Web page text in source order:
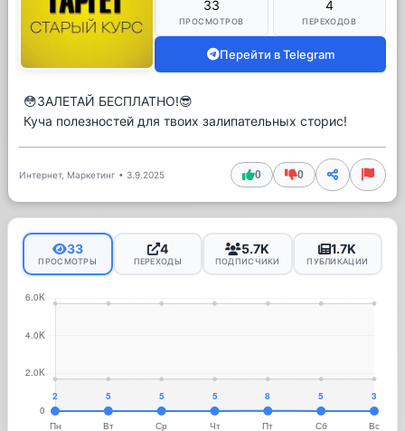
33
ПРОСМОТРОВ
4
ПЕРЕХОДОВ
Перейти в Telegram
😳ЗАЛЕТАЙ БЕСПЛАТНО!😎
Куча полезностей для твоих залипательных сторис!
Интернет, Маркетинг • 3.9.2025 0 0
33
ПРОСМОТРЫ
4
ПЕРЕХОДЫ
5.7K
ПОДПИСЧИКИ
1.7K
ПУБЛИКАЦИИ